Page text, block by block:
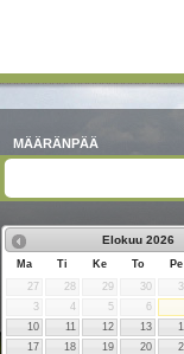
MÄÄRÄNPÄÄ
Elokuu 2026
Ma Ti Ke To
Pe
27
28 29 30
3
4 5
6
10
11 12 13
17
18 19 20